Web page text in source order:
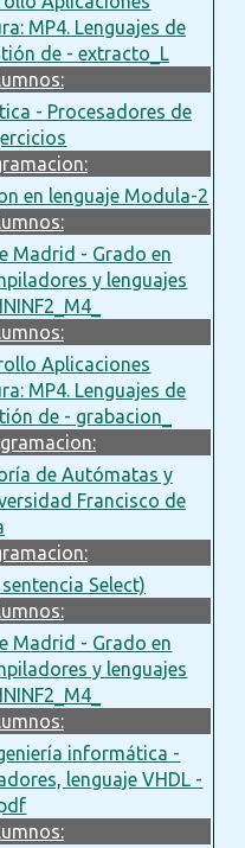
MP4. Lenguajes de
de - extracto_L
- Procesadores de
en lenguaje Modula-2
Madrid - Grado en
y lenguajes
Aplicaciones
MP4. Lenguajes de
de - grabacion_
de Autómatas y
Francisco de
Select)
Madrid - Grado en
y lenguajes
informática -
lenguaje VHDL -